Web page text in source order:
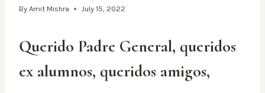
By Amit Mishra July 15, 2022
Querido Padre General, queridos
ex alumnos, queridos amigos,